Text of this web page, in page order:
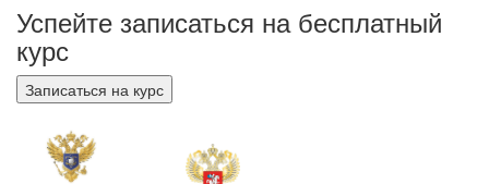
Успейте записаться на бесплатный
курс
Записаться на курс